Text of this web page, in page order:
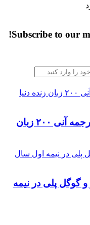
Subscribe to our
متا یک مدل هوش مصنوعی برای ترجمه آنی ۲۰۰ زبان زنده دنیا
متا یک مدل هوش مصنوعی برای ترجمه آنی ۲۰۰ زبان
پلی در نیمه اول سال
و گوگل پلی در نیمه